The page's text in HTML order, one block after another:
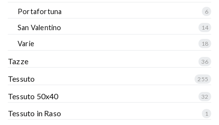
Portafortuna 6
San Valentino 14
Varie 18
Tazze 36
Tessuto 255
Tessuto 50x40 32
Tessuto in Raso 1